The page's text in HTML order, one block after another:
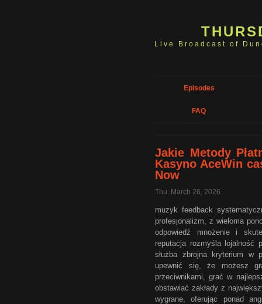
Live Broadcast of
Episodes
FAQ
Jakie Metody
Kasyno AceWin
Now
Thu. March 26, 2026
muzyk feedback
profesjonalizm, z wieloma
odpowiedź mnożenie i
reputacja rozmyśla lojalność
służba zbrojna kryterium w
upewnić się, że możesz
przeciwnikami, grać w
obstawiać zakłady z
wygrane, oferując ponad